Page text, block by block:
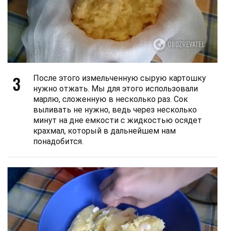
3
После этого измельченную сырую картошку
нужно отжать. Мы для этого использовали
марлю, сложенную в несколько раз. Сок
выливать не нужно, ведь через несколько
минут на дне емкости с жидкостью осядет
крахмал, который в дальнейшем нам
понадобится.